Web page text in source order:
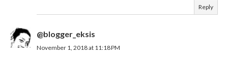
Reply
@blogger_eksis
November 1, 2018 at 11:18 PM